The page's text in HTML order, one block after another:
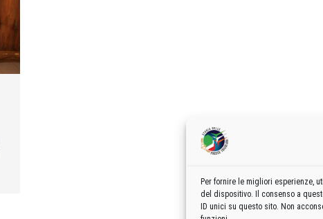
Per fornire le migliori esperienze,
del dispositivo. Il consenso a
ID unici su questo sito. Non